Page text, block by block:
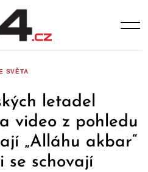
SVĚTA
letadel
video z pohledu
„Alláhu akbar“
se schovají